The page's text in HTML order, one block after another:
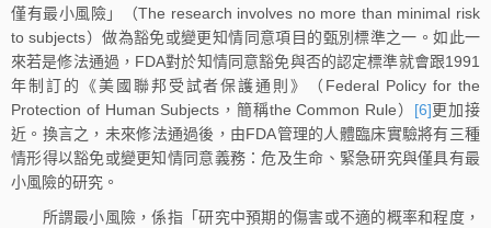
僅有最小風險」（The research involves no more than minimal risk
to subjects）做為豁免或變更知情同意項目的甄別標準之一。如此一
來若是修法通過，FDA對於知情同意豁免與否的認定標準就會跟1991
年制訂的《美國聯邦受試者保護通則》（Federal Policy for the
Protection of Human Subjects，簡稱the Common Rule） [6]更加接
近。換言之，未來修法通過後，由FDA管理的人體臨床實驗將有三種
情形得以豁免或變更知情同意義務：危及生命、緊急研究與僅具有最
小風險的研究。
所謂最小風險，係指「研究中預期的傷害或不適的概率和程度，